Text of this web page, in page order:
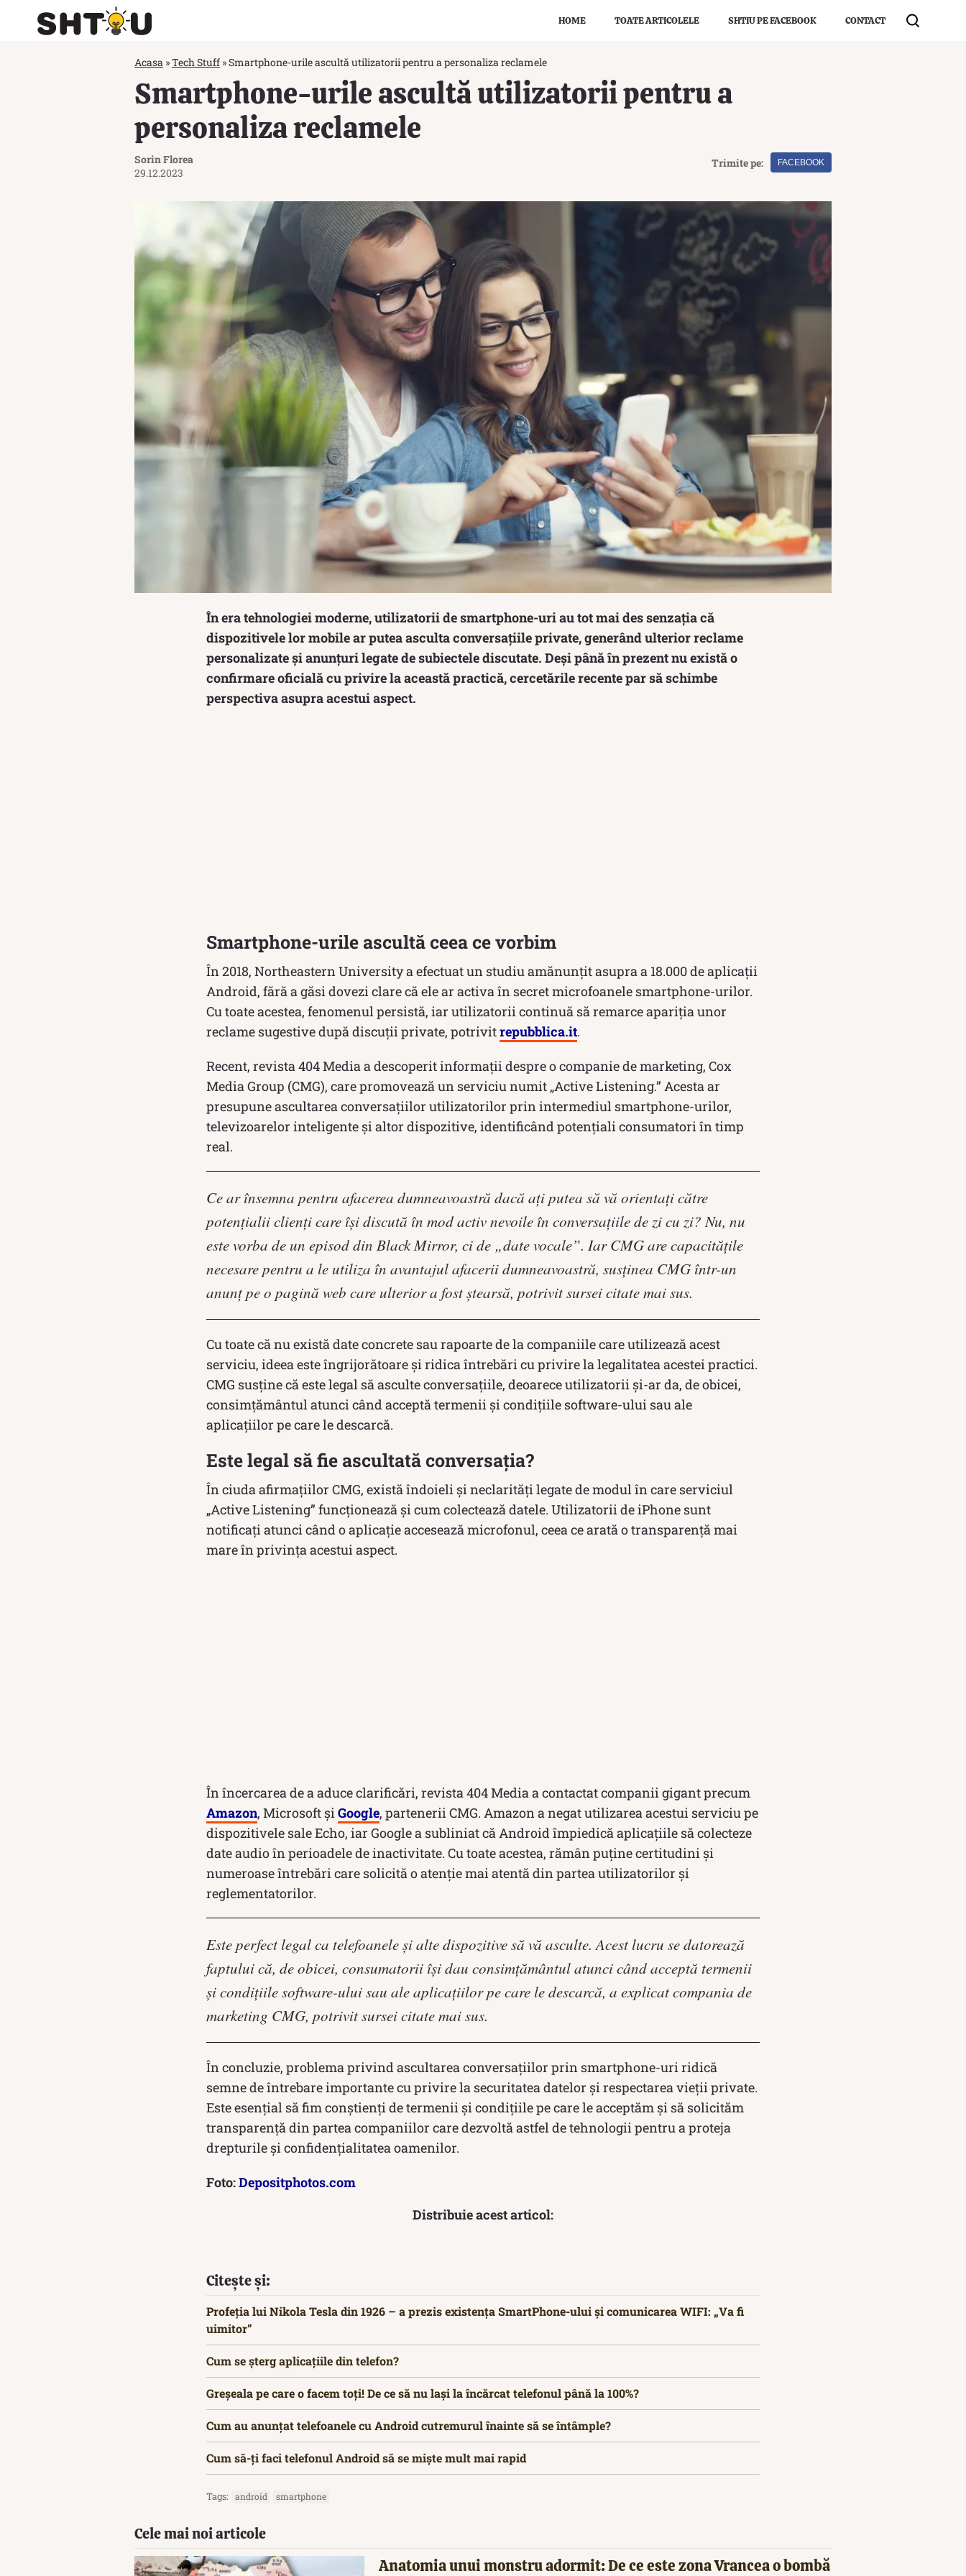
HOME TOATE ARTICOLELE SHTIU PE FACEBOOK CONTACT
Acasa »Tech Stuff »Smartphone-urile ascultă utilizatorii pentru a personaliza reclamele
Smartphone-urile ascultă utilizatorii pentru a
personaliza reclamele
Sorin Florea
29.12.2023
Trimite pe: FACEBOOK
În era tehnologiei moderne, utilizatorii de smartphone-uri au tot mai des senzația că
dispozitivele lor mobile ar putea asculta conversațiile private, generând ulterior reclame
personalizate și anunțuri legate de subiectele discutate. Deși până în prezent nu există o
confirmare oficială cu privire la această practică, cercetările recente par să schimbe
perspectiva asupra acestui aspect.
Smartphone-urile ascultă ceea ce vorbim
În 2018, Northeastern University a efectuat un studiu amănunțit asupra a 18.000 de aplicații
Android, fără a găsi dovezi clare că ele ar activa în secret microfoanele smartphone-urilor.
Cu toate acestea, fenomenul persistă, iar utilizatorii continuă să remarce apariția unor
reclame sugestive după discuții private, potrivitrepubblica.it.
Recent, revista 404 Media a descoperit informații despre o companie de marketing, Cox
Media Group (CMG), care promovează un serviciu numit „Active Listening.” Acesta ar
presupune ascultarea conversațiilor utilizatorilor prin intermediul smartphone-urilor,
televizoarelor inteligente și altor dispozitive, identificând potențiali consumatori în timp
real.
Ce ar însemna pentru afacerea dumneavoastră dacă ați putea să vă orientați către
potențialii clienți care își discută în mod activ nevoile în conversațiile de zi cu zi? Nu, nu
este vorba de un episod din Black Mirror, ci de „date vocale”. Iar CMG are capacitățile
necesare pentru a le utiliza în avantajul afacerii dumneavoastră, susținea CMG într-un
anunț pe o pagină web care ulterior a fost ștearsă, potrivit sursei citate mai sus.
Cu toate că nu există date concrete sau rapoarte de la companiile care utilizează acest
serviciu, ideea este îngrijorătoare și ridica întrebări cu privire la legalitatea acestei practici.
CMG susține că este legal să asculte conversațiile, deoarece utilizatorii și-ar da, de obicei,
consimțământul atunci când acceptă termenii și condițiile software-ului sau ale
aplicațiilor pe care le descarcă.
Este legal să fie ascultată conversația?
În ciuda afirmațiilor CMG, există îndoieli și neclarități legate de modul în care serviciul
„Active Listening” funcționează și cum colectează datele. Utilizatorii de iPhone sunt
notificați atunci când o aplicație accesează microfonul, ceea ce arată o transparență mai
mare în privința acestui aspect.
În încercarea de a aduce clarificări, revista 404 Media a contactat companii gigant precum
Amazon, Microsoft șiGoogle, partenerii CMG. Amazon a negat utilizarea acestui serviciu pe
dispozitivele sale Echo, iar Google a subliniat că Android împiedică aplicațiile să colecteze
date audio în perioadele de inactivitate. Cu toate acestea, rămân puține certitudini și
numeroase întrebări care solicită o atenție mai atentă din partea utilizatorilor și
reglementatorilor.
Este perfect legal ca telefoanele și alte dispozitive să vă asculte. Acest lucru se datorează
faptului că, de obicei, consumatorii își dau consimțământul atunci când acceptă termenii
și condițiile software-ului sau ale aplicațiilor pe care le descarcă, a explicat compania de
marketing CMG, potrivit sursei citate mai sus.
În concluzie, problema privind ascultarea conversațiilor prin smartphone-uri ridică
semne de întrebare importante cu privire la securitatea datelor și respectarea vieții private.
Este esențial să fim conștienți de termenii și condițiile pe care le acceptăm și să solicităm
transparență din partea companiilor care dezvoltă astfel de tehnologii pentru a proteja
drepturile și confidențialitatea oamenilor.
Foto:Depositphotos.com
Distribuie acest articol:
Citește și:
Profeția lui Nikola Tesla din 1926 – a prezis existența SmartPhone-ului și comunicarea WIFI: „Va fi
uimitor”
Cum se șterg aplicațiile din telefon?
Greșeala pe care o facem toți! De ce să nu lași la încărcat telefonul până la 100%?
Cum au anunțat telefoanele cu Android cutremurul înainte să se întâmple?
Cum să-ţi faci telefonul Android să se mişte mult mai rapid
Tags: android smartphone
Cele mai noi articole
Anatomia unui monstru adormit: De ce este zona Vrancea o bombă